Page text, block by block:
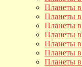
Планеты
Планеты
Планеты
Планеты
Планеты
Планеты
Планеты